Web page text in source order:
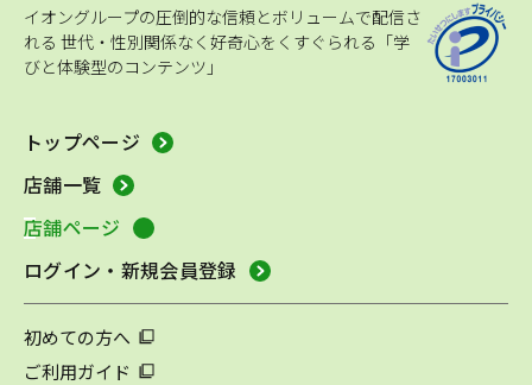
イオングループの圧倒的な信頼とボリュームで配信さ
れる 世代・性別関係なく好奇心をくすぐられる「学
びと体験型のコンテンツ」
トップページ
店舗一覧
店舗ページ
ログイン・新規会員登録
初めての方へ
ご利用ガイド